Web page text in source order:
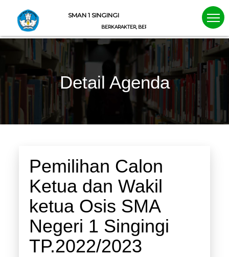
SMAN 1 SINGINGI
BERKARAKTER, BERWAWASAN, BERIMAN
Detail Agenda
Pemilihan Calon
Ketua dan Wakil
ketua Osis SMA
Negeri 1 Singingi
TP.2022/2023